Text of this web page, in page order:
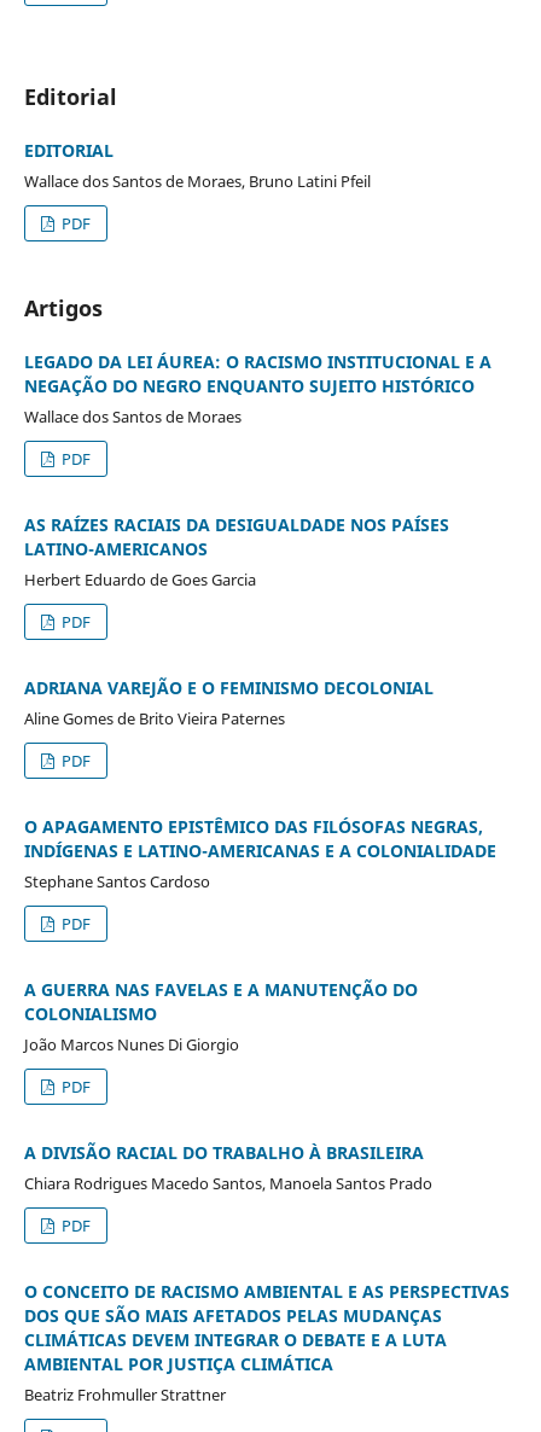
Editorial
EDITORIAL
Wallace dos Santos de Moraes, Bruno Latini Pfeil
PDF
Artigos
LEGADO DA LEI ÁUREA: O RACISMO INSTITUCIONAL E A
NEGAÇÃO DO NEGRO ENQUANTO SUJEITO HISTÓRICO
Wallace dos Santos de Moraes
PDF
AS RAÍZES RACIAIS DA DESIGUALDADE NOS PAÍSES
LATINO-AMERICANOS
Herbert Eduardo de Goes Garcia
PDF
ADRIANA VAREJÃO E O FEMINISMO DECOLONIAL
Aline Gomes de Brito Vieira Paternes
PDF
O APAGAMENTO EPISTÊMICO DAS FILÓSOFAS NEGRAS,
INDÍGENAS E LATINO-AMERICANAS E A COLONIALIDADE
Stephane Santos Cardoso
PDF
A GUERRA NAS FAVELAS E A MANUTENÇÃO DO
COLONIALISMO
João Marcos Nunes Di Giorgio
PDF
A DIVISÃO RACIAL DO TRABALHO À BRASILEIRA
Chiara Rodrigues Macedo Santos, Manoela Santos Prado
PDF
O CONCEITO DE RACISMO AMBIENTAL E AS PERSPECTIVAS
DOS QUE SÃO MAIS AFETADOS PELAS MUDANÇAS
CLIMÁTICAS DEVEM INTEGRAR O DEBATE E A LUTA
AMBIENTAL POR JUSTIÇA CLIMÁTICA
Beatriz Frohmuller Strattner